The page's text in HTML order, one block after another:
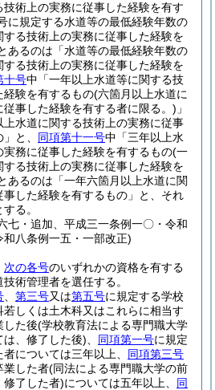
術上の実務に従事した経験を有す
に規定する水道等の最低経験年数の
する技術上の実務に従事した経験を
あるのは「水道等の最低経験年数の
する技術上の実務に従事した経験を
十号中「一年以上水道等に関する技
経験を有するもの(六箇月以上水道に
事した経験を有する者に限る。) 」
上水道に関する技術上の実務に従事
と、 同項第十一号中「三年以上水
務に従事した経験を有するもの(一
る技術上の実務に従事した経験を
あるのは「一年六箇月以上水道に関
した経験を有するもの」と、それ
る。
七・追加、平成三一条例一〇・令和
和八条例一五・一部改正)
次の各号のいずれかの資格を有する
術管理者を選任する。
第三号又は第五号に規定する学校
しくは土木科又はこれらに相当す
した後(学校教育法による専門職大学
、修了した後)
同項第一号に規定
については三年以上、 同項第三号
業した者(同法による専門職大学の前
修了した者)については五年以上、 同